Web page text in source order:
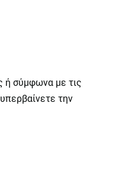
ή σύμφωνα με τις
την